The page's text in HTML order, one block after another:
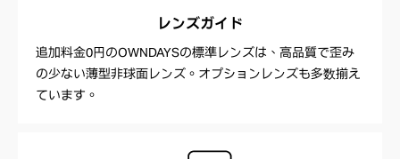
レンズガイド
追加料金0円のOWNDAYSの標準レンズは、高品質で歪み
の少ない薄型非球面レンズ。オプションレンズも多数揃え
ています。